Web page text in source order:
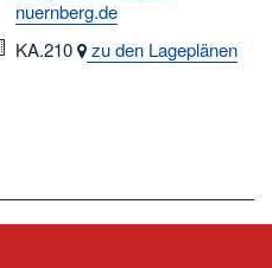
nuernberg.de
Raum
KA.210 zu den Lageplänen